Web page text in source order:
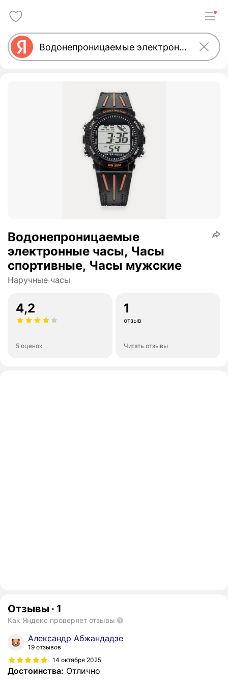
Водонепроницаемые
электронные часы, Часы
спортивные, Часы мужские
Наручные часы
4,2
5 оценок
1
отзыв
Читать отзывы
Отзывы · 1
Как Яндекс проверяет отзывы
Александр Абжандадзе
19 отзывов
14 октября 2025
Достоинства: Отлично